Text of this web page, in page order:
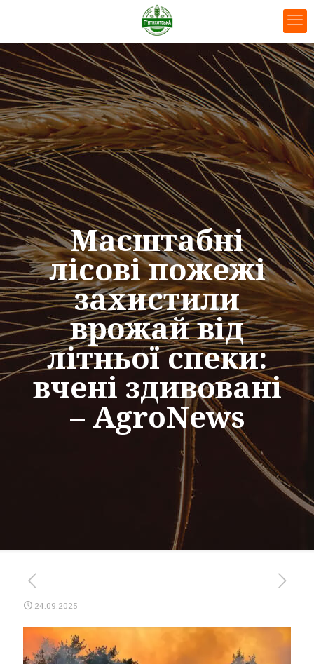
Масштабні
лісові пожежі
захистили
врожай від
літньої спеки:
вчені здивовані
– AgroNews
24.09.2025